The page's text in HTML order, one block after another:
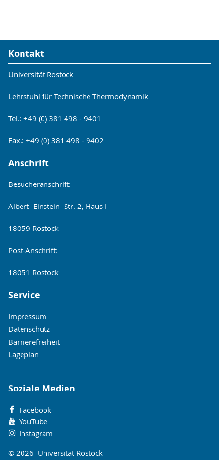
Kontakt
Universität Rostock
Lehrstuhl für Technische Thermodynamik
Tel.: +49 (0) 381 498 - 9401
Fax.: +49 (0) 381 498 - 9402
Anschrift
Besucheranschrift:
Albert- Einstein- Str. 2, Haus I
18059 Rostock
Post-Anschrift:
18051 Rostock
Service
Impressum
Datenschutz
Barrierefreiheit
Lageplan
Soziale Medien
Facebook
YouTube
Instagram
© 2026 Universität Rostock